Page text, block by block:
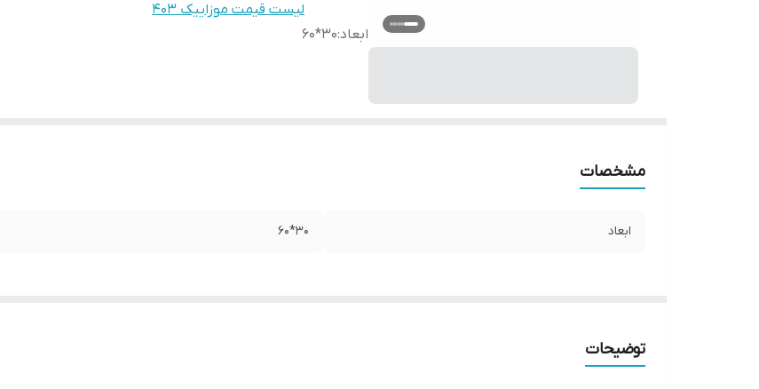
لیست قیمت موزاییک 403
ابعاد:
30*60
مشخصات
ابعاد 30*60
توضیحات